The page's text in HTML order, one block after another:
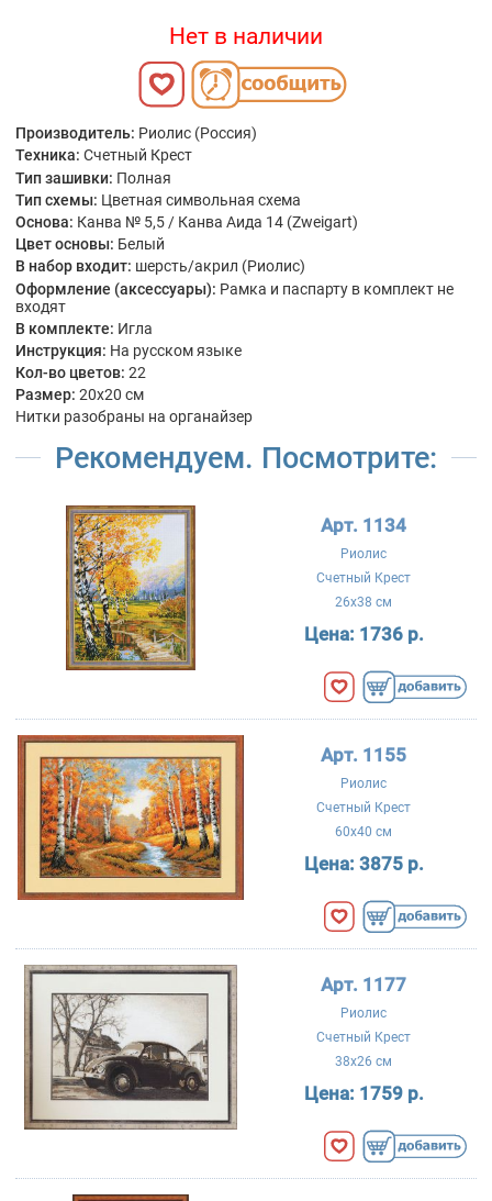
Нет в наличии
Производитель: Риолис (Россия)
Техника: Счетный Крест
Тип зашивки: Полная
Тип схемы: Цветная символьная схема
Основа: Канва № 5,5 / Канва Аида 14 (Zweigart)
Цвет основы: Белый
В набор входит: шерсть/акрил (Риолис)
Оформление (аксессуары): Рамка и паспарту в комплект не
входят
В комплекте: Игла
Инструкция: На русском языке
Кол-во цветов: 22
Размер: 20x20 см
Нитки разобраны на органайзер
Рекомендуем. Посмотрите:
Арт. 1134
Риолис
Счетный Крест
26x38 см
Цена: 1736 р.
Арт. 1155
Риолис
Счетный Крест
60x40 см
Цена: 3875 р.
Арт. 1177
Риолис
Счетный Крест
38x26 см
Цена: 1759 р.